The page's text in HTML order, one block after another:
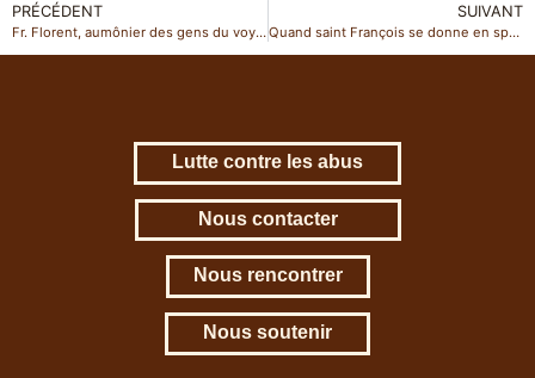
PRÉCÉDENT
Fr. Florent, aumônier des gens du voyage à Marseille
SUIVANT
Quand saint François se donne en spectacle
Lutte contre les abus
Nous contacter
Nous rencontrer
Nous soutenir